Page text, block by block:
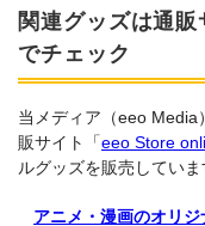
関連グッズは通
でチェック
当メディア（eeo Media
販サイト「eeo Store
ルグッズを販売してい
アニメ・漫画のオリ